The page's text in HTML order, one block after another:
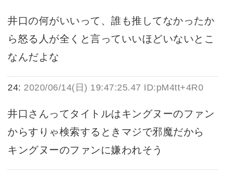
井口の何がいいって、誰も推してなかったか
ら怒る人が全くと言っていいほどいないとこ
なんだよな
24: 2020/06/14(日) 19:47:25.47 ID:pM4tt+4R0
井口さんってタイトルはキングヌーのファン
からすりゃ検索するときマジで邪魔だから
キングヌーのファンに嫌われそう